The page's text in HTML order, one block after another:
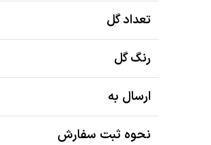
تعداد گل
رنگ گل
ارسال به
نحوه ثبت سفارش